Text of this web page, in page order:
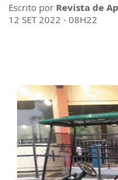
Escrito por Revista de
12 SET 2022 - 08H22